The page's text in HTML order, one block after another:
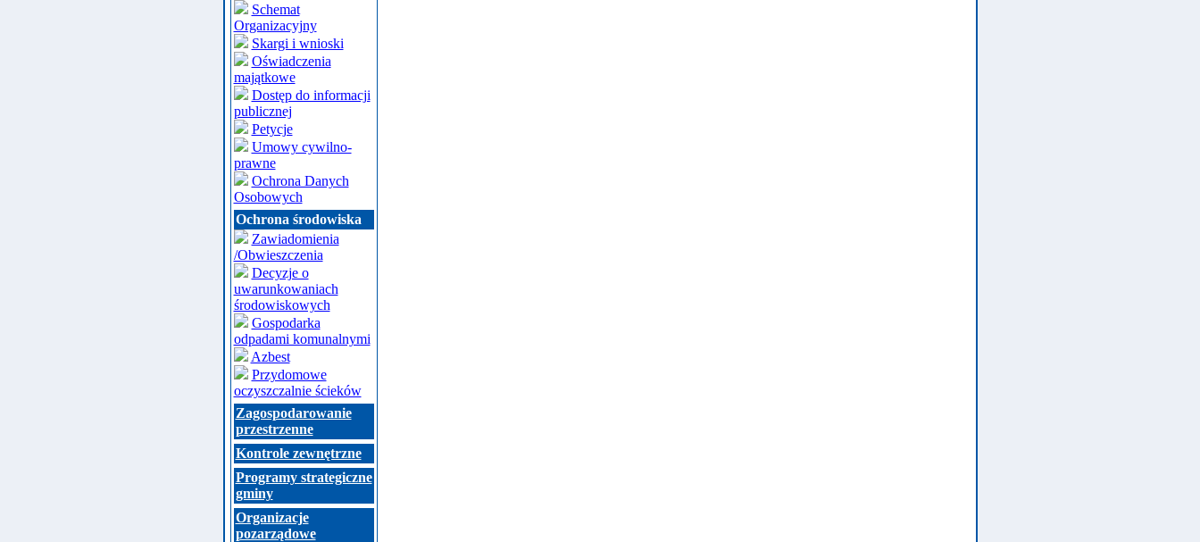
Schemat
Organizacyjny
Skargi i wnioski
Oświadczenia
majątkowe
Dostęp do informacji
publicznej
Petycje
Umowy cywilno-
prawne
Ochrona Danych
Osobowych
Ochrona środowiska
Zawiadomienia
/Obwieszczenia
Decyzje o
uwarunkowaniach
środowiskowych
Gospodarka
odpadami komunalnymi
Azbest
Przydomowe
oczyszczalnie ścieków
Zagospodarowanie
przestrzenne
Kontrole zewnętrzne
Programy strategiczne
gminy
Organizacje
pozarządowe